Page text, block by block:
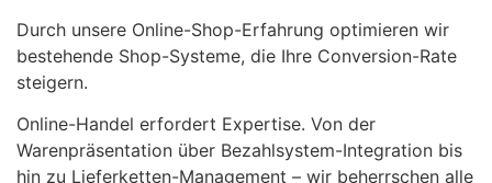
Durch unsere Online-Shop-Erfahrung optimieren wir
bestehende Shop-Systeme, die Ihre Conversion-Rate
steigern.
Online-Handel erfordert Expertise. Von der
Warenpräsentation über Bezahlsystem-Integration bis
hin zu Lieferketten-Management – wir beherrschen alle